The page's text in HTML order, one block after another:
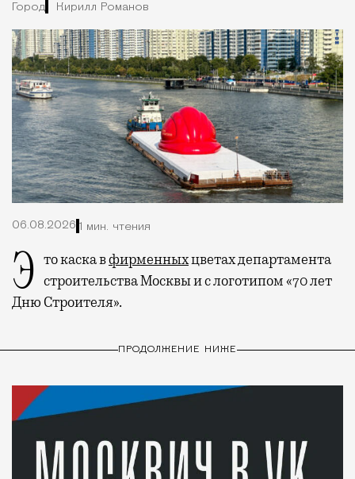
Город Кирилл Романов
06.08.2026 1 мин. чтения
Это каска вфирменныхцветах департамента
строительства Москвы и с логотипом «70 лет
Дню Строителя».
ПРОДОЛЖЕНИЕ НИЖЕ